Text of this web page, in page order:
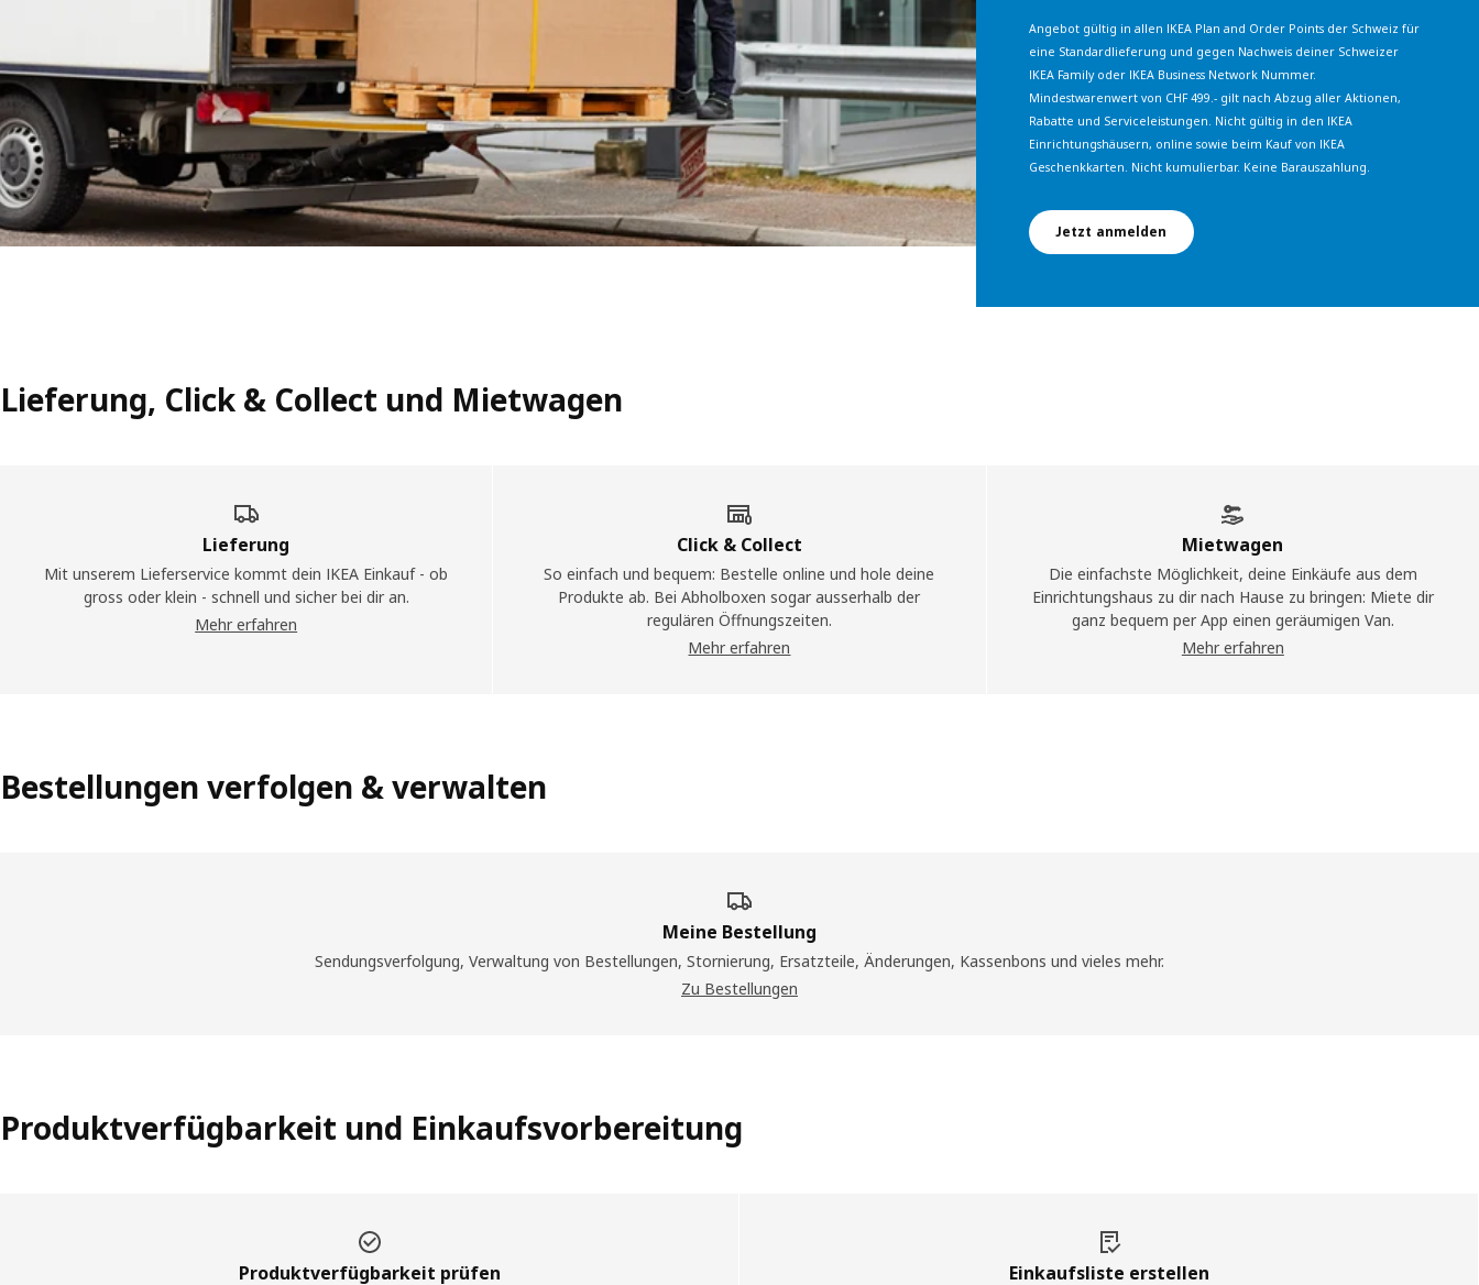
Angebot gültig in allen IKEA Plan and Order Points der Schweiz für
eine Standardlieferung und gegen Nachweis deiner Schweizer
IKEA Family oder IKEA Business Network Nummer.
Mindestwarenwert von CHF 499.- gilt nach Abzug aller Aktionen,
Rabatte und Serviceleistungen. Nicht gültig in den IKEA
Einrichtungshäusern, online sowie beim Kauf von IKEA
Geschenkkarten. Nicht kumulierbar. Keine Barauszahlung.
Jetzt anmelden
Lieferung, Click & Collect und Mietwagen
Lieferung
Mit unserem Lieferservice kommt dein IKEA Einkauf - ob
gross oder klein - schnell und sicher bei dir an.
Mehr erfahren
Click & Collect
So einfach und bequem: Bestelle online und hole deine
Produkte ab. Bei Abholboxen sogar ausserhalb der
regulären Öffnungszeiten.
Mehr erfahren
Mietwagen
Die einfachste Möglichkeit, deine Einkäufe aus dem
Einrichtungshaus zu dir nach Hause zu bringen: Miete dir
ganz bequem per App einen geräumigen Van.
Mehr erfahren
Bestellungen verfolgen & verwalten
Meine Bestellung
Sendungsverfolgung, Verwaltung von Bestellungen, Stornierung, Ersatzteile, Änderungen, Kassenbons und vieles mehr.
Zu Bestellungen
Produktverfügbarkeit und Einkaufsvorbereitung
Produktverfügbarkeit prüfen Einkaufsliste erstellen